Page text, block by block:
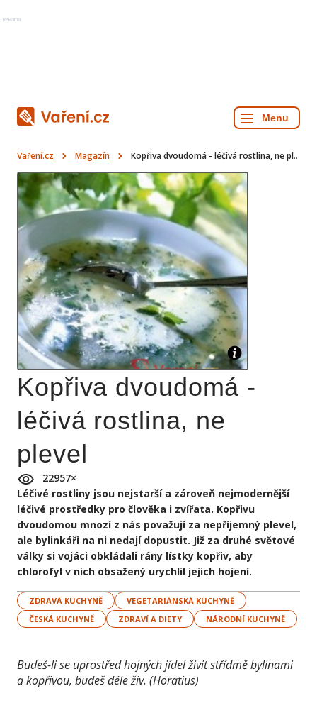
Reklama
Vaření.cz Magazín Kopřiva dvoudomá - léčivá rostlina, ne plevel
Kopřiva dvoudomá -
léčivá rostlina, ne
plevel
22957×
Léčivé rostliny jsou nejstarší a zároveň nejmodernější
léčivé prostředky pro člověka i zvířata. Kopřivu
dvoudomou mnozí z nás považují za nepříjemný plevel,
ale bylinkáři na ni nedají dopustit. Již za druhé světové
války si vojáci obkládali rány lístky kopřiv, aby
chlorofyl v nich obsažený urychlil jejich hojení.
ZDRAVÁ KUCHYNĚ
VEGETARIÁNSKÁ KUCHYNĚ
ČESKÁ KUCHYNĚ
ZDRAVÍ A DIETY NÁRODNÍ KUCHYNĚ
Budeš-li se uprostřed hojných jídel živit střídmě bylinami
a kopřivou, budeš déle živ. (Horatius)